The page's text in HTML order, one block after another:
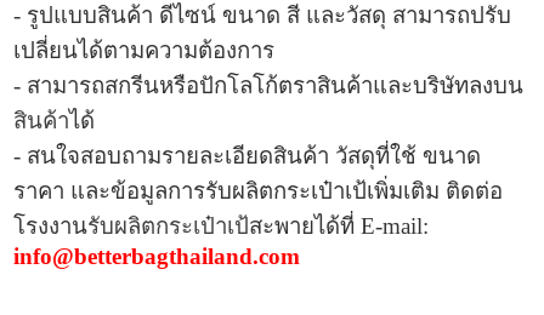
- รูปแบบสินค้า ดีไซน์ ขนาด สี และวัสดุ สามารถปรับ
เปลี่ยนได้ตามความต้องการ
- สามารถสกรีนหรือปักโลโก้ตราสินค้าและบริษัทลงบน
สินค้าได้
- สนใจสอบถามรายละเอียดสินค้า วัสดุที่ใช้ ขนาด
ราคา และข้อมูลการรับผลิตกระเป๋าเป้เพิ่มเติม ติดต่อ
โรงงานรับผลิตกระเป๋าเป้สะพายได้ที่E-mail:
info@betterbagthailand.com